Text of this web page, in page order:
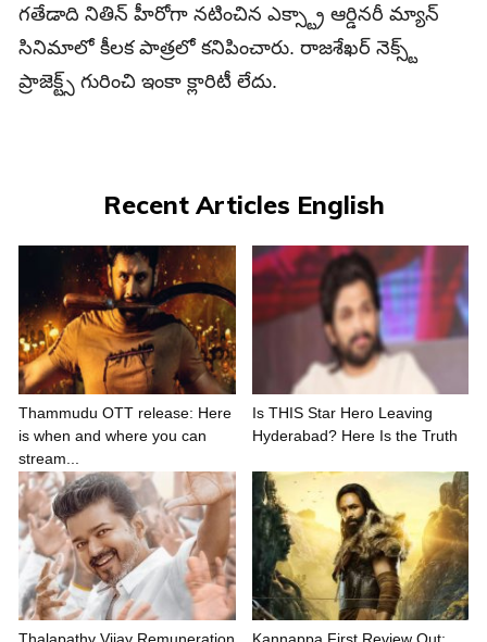
గతేడాది నితిన్ హీరోగా నటించిన ఎక్స్ట్రా ఆర్డినరీ మ్యాన్
సినిమాలో కీలక పాత్రలో కనిపించారు. రాజశేఖర్ నెక్స్ట్
ప్రాజెక్ట్స్ గురించి ఇంకా క్లారిటీ లేదు.
Recent Articles English
Thammudu OTT release: Here
is when and where you can
stream...
Is THIS Star Hero Leaving
Hyderabad? Here Is the Truth